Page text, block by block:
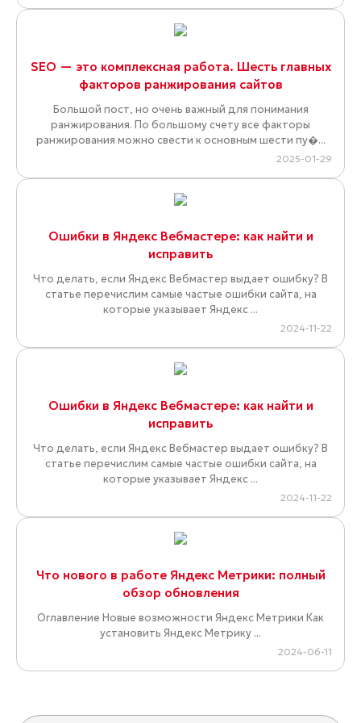
SEO — это комплексная работа. Шесть главных
факторов ранжирования сайтов
Большой пост, но очень важный для понимания
ранжирования. По большому счету все факторы
ранжирования можно свести к основным шести пу�...
2025-01-29
Ошибки в Яндекс Вебмастере: как найти и
исправить
Что делать, если Яндекс Вебмастер выдает ошибку? В
статье перечислим самые частые ошибки сайта, на
которые указывает Яндекс ...
2024-11-22
Ошибки в Яндекс Вебмастере: как найти и
исправить
Что делать, если Яндекс Вебмастер выдает ошибку? В
статье перечислим самые частые ошибки сайта, на
которые указывает Яндекс ...
2024-11-22
Что нового в работе Яндекс Метрики: полный
обзор обновления
Оглавление Новые возможности Яндекс Метрики Как
установить Яндекс Метрику ...
2024-06-11